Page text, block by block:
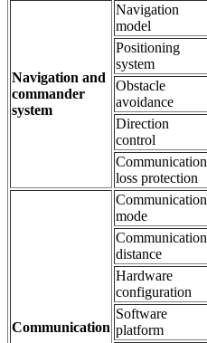
Navigation and
commander
system
Navigation
model
Positioning
system
Obstacle
avoidance
Direction
control
Communication
loss protection
Communication
Communication
mode
Communication
distance
Hardware
configuration
Software
platform